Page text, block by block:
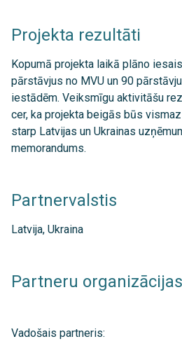
Projekta rezultāti
Kopumā projekta laikā plāno
pārstāvjus no MVU un 90
iestādēm. Veiksmīgu aktivitāšu
cer, ka projekta beigās būs
starp Latvijas un Ukrainas
memorandums.
Partnervalstis
Latvija, Ukraina
Partneru organizācijas
Vadošais partneris: